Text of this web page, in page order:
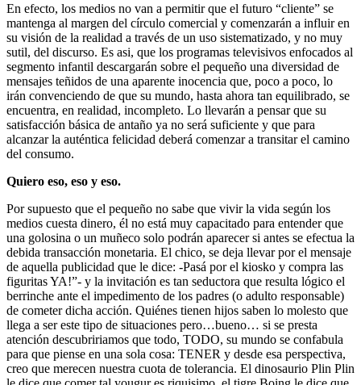
En efecto, los medios no van a permitir que el futuro “cliente” se
mantenga al margen del círculo comercial y comenzarán a influir en
su visión de la realidad a través de un uso sistematizado, y no muy
sutil, del discurso. Es asi, que los programas televisivos enfocados al
segmento infantil descargarán sobre el pequeño una diversidad de
mensajes teñidos de una aparente inocencia que, poco a poco, lo
irán convenciendo de que su mundo, hasta ahora tan equilibrado, se
encuentra, en realidad, incompleto. Lo llevarán a pensar que su
satisfacción básica de antaño ya no será suficiente y que para
alcanzar la auténtica felicidad deberá comenzar a transitar el camino
del consumo.
Quiero eso, eso y eso.
Por supuesto que el pequeño no sabe que vivir la vida según los
medios cuesta dinero, él no está muy capacitado para entender que
una golosina o un muñeco solo podrán aparecer si antes se efectua la
debida transacción monetaria. El chico, se deja llevar por el mensaje
de aquella publicidad que le dice: -Pasá por el kiosko y compra las
figuritas YA!”- y la invitación es tan seductora que resulta lógico el
berrinche ante el impedimento de los padres (o adulto responsable)
de cometer dicha acción. Quiénes tienen hijos saben lo molesto que
llega a ser este tipo de situaciones pero…bueno… si se presta
atención descubririamos que todo, TODO, su mundo se confabula
para que piense en una sola cosa: TENER y desde esa perspectiva,
creo que merecen nuestra cuota de tolerancia. El dinosaurio Plin Plin